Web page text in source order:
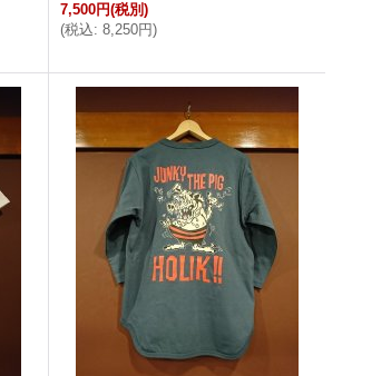
7,500円(税別)
(税込: 8,250円)